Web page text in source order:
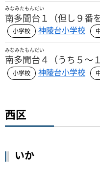
みなみたもんだい
南多聞台１（但し９番
神陵台小学校
みなみたもんだい
南多聞台４（うち５～
神陵台小学校
西区
いか